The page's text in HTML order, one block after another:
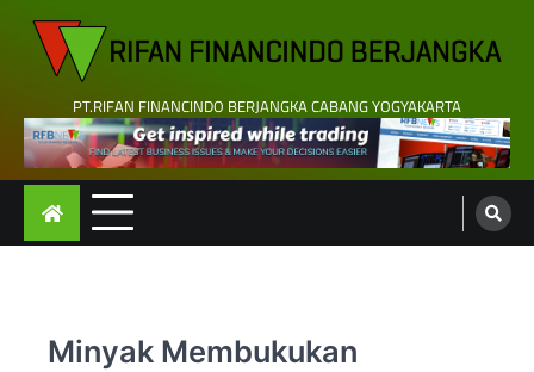
content
PT.RIFAN FINANCINDO BERJANGKA CABANG YOGYAKARTA
Minyak Membukukan